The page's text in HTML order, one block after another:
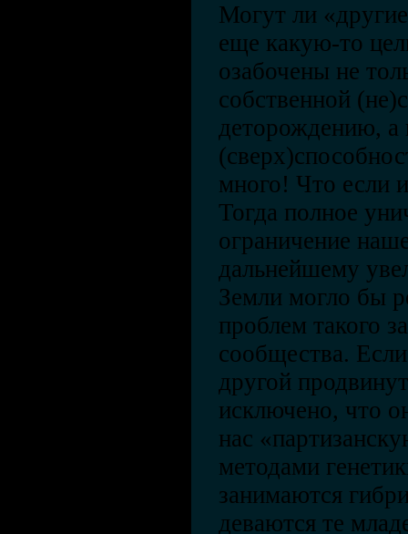
Могут ли
еще какую-то
озабочены не
собственной
деторождению, а
много! Что если
Тогда полное
ограничение
дальнейшему
Земли могло бы
проблем такого
сообщества.
другой
исключено, что
нас
методами
занимаются
деваются те